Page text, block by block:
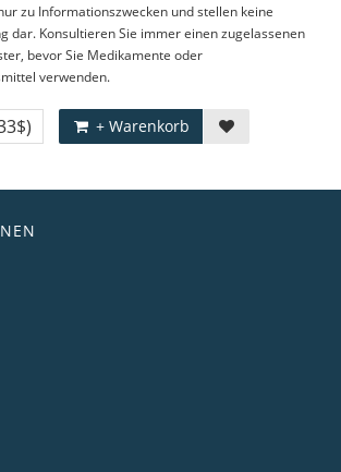
zu Informationszwecken und stellen keine
dar. Konsultieren Sie immer einen zugelassenen
bevor Sie Medikamente oder
verwenden.
+ Warenkorb